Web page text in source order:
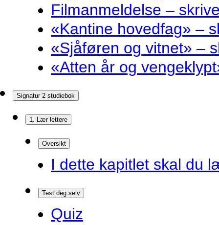
Filmanmeldelse –
«Kantine hovedfag» –
«Sjåføren og vitnet» –
«Atten år og
Signatur 2 studiebok
1. Lær lettere
Oversikt
I dette kapitlet skal du
Test deg selv
Quiz